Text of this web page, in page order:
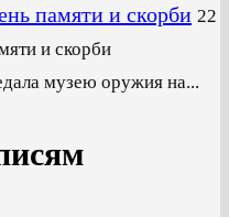
памяти и скорби 22
и скорби
музею оружия на...